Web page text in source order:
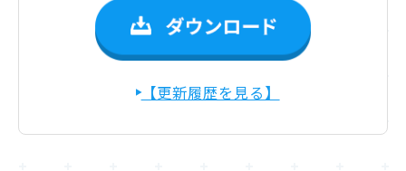
【更新履歴を見る】